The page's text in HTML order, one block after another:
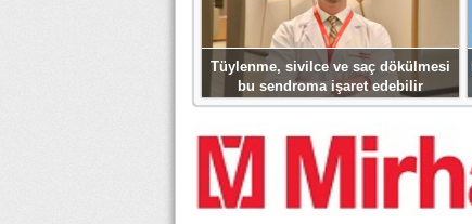
Tüylenme, sivilce ve saç dökülmesi
bu sendroma işaret edebilir